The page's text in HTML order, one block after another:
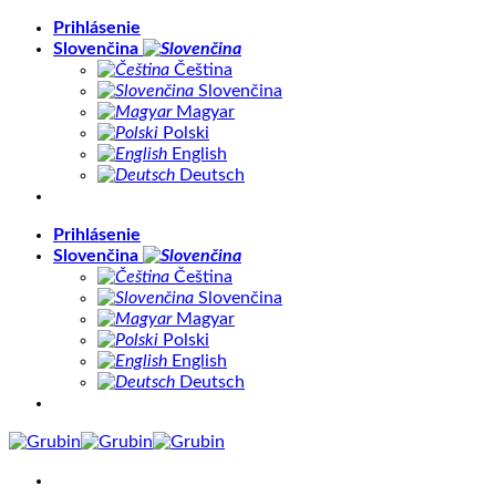
Skip
Prihlásenie
Slovenčina
Čeština
Slovenčina
Magyar
Polski
English
Deutsch
Prihlásenie
Slovenčina
Čeština
Slovenčina
Magyar
Polski
English
Deutsch